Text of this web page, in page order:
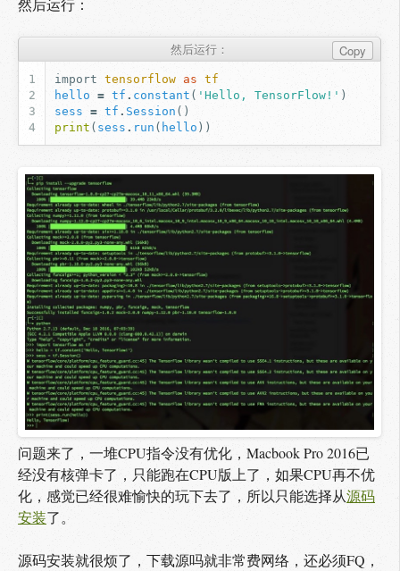
然后运行：
然后运行： Copy
import tensorflow as
tf
hello
= tf . constant ( 'Hello, TensorFlow!' )
sess
= tf . Session ()
print ( sess . run ( hello ))
问题来了，一堆CPU指令没有优化，Macbook Pro 2016已
经没有核弹卡了，只能跑在CPU版上了，如果CPU再不优
化，感觉已经很难愉快的玩下去了，所以只能选择从源码
安装了。
源码安装就很烦了，下载源吗就非常费网络，还必须FQ，